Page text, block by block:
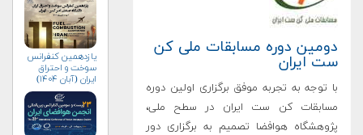
دومین دوره مسابقات ملی کن
ست ایران
با توجه به تجربه موفق برگزاری اولین دوره
مسابقات کن ست ایران در سطح ملی،
پژوهشگاه هوافضا تصمیم به برگزاری دور
یازدهمین کنفرانس
سوخت و احتراق
ایران (آبان‌ ۱۴۰۴)